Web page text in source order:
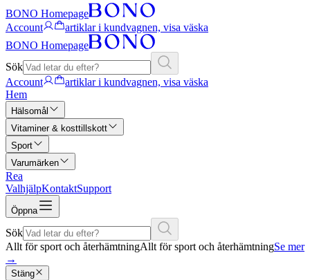
BONO Homepage
Account
artiklar i kundvagnen, visa väska
BONO Homepage
Sök
Account
artiklar i kundvagnen, visa väska
Hem
Hälsomål
Vitaminer & kosttillskott
Sport
Varumärken
Rea
ValhjälpKontaktSupport
Öppna
Sök
Allt för sport och återhämtningAllt för sport och återhämtningSe mer
→
Stäng